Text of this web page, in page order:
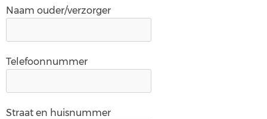
Naam ouder/verzorger
Telefoonnummer
Straat en huisnummer